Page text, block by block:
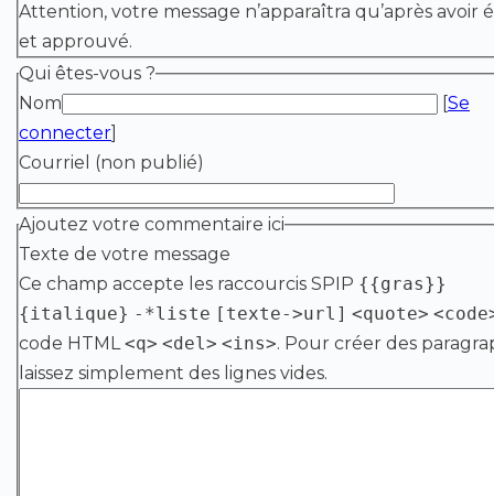
Attention, votre message n’apparaîtra qu’après avoir
et approuvé.
Qui êtes-vous ?
Nom
[Se
connecter]
Courriel (non publié)
Ajoutez votre commentaire ici
Texte de votre message
Ce champ accepte les raccourcis SPIP {{gras}}
{italique} -*liste [texte->url] <quote>
code HTML<q> <del> <ins>. Pour créer des
laissez simplement des lignes vides.